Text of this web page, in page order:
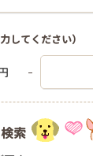
してください）
索